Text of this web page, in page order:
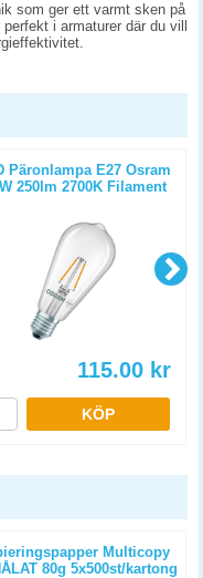
som ger ett varmt sken på
i armaturer där du vill
Päronlampa E27 Osram
250lm 2700K Filament
115.00 kr
KÖP
Multicopy
80g 5x500st/kartong